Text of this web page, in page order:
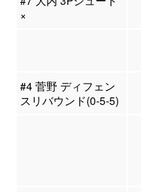
×
#4 菅野 ディフェン
スリバウンド(0-5-5)